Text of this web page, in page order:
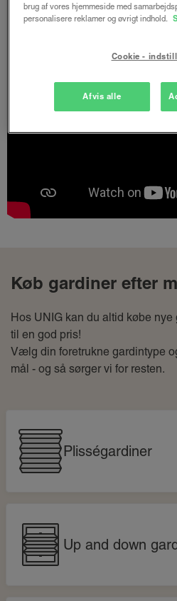
Køb gardiner efter
Hos UNIG kan du altid købe
til en god pris!
Vælg din foretrukne gardintype
mål - og så sørger vi for resten.
Plisségardiner
Up and down
brug af vores hjemmeside med
personalisere reklamer og øvrigt indhold.
Cookie -
Afvis alle